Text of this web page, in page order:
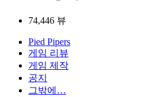
74,446 뷰
Pied Pipers
게임 리뷰
게임 제작
공지
그밖에…